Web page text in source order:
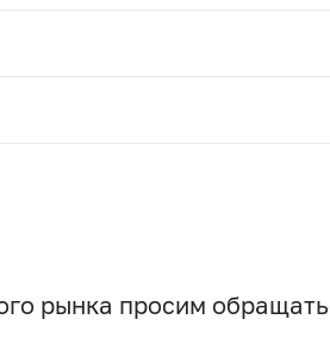
рынка просим